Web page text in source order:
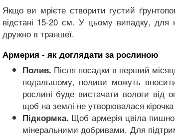
Якщо ви мрієте створити густий
відстані 15-20 см. У цьому випадку, для
дружно в траншеї.
Армерия - як доглядати за рослиною
Полив. Після посадки в перший
подальшому, поливи можуть
рослині буде вистачати вологи від
щоб на землі не утворювалася кірочка
Підкормка. Щоб армерія цвіла пишно
мінеральними добривами. Для